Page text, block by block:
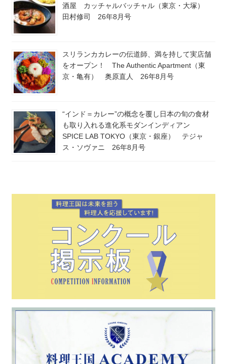
酒屋 カッチャルバッチャル（東京・大塚）
田村修司 26年8月号
スリランカカレーの伝道師、満を持して実店舗
をオープン！ The Authentic Apartment（東
京・亀有） 奥原直人 26年8月号
“インド＝カレー”の概念を覆し日本の旬の食材
も取り入れる進化系モダンインディアン
SPICE LAB TOKYO（東京・銀座） テジャ
ス・ソヴァニ 26年8月号